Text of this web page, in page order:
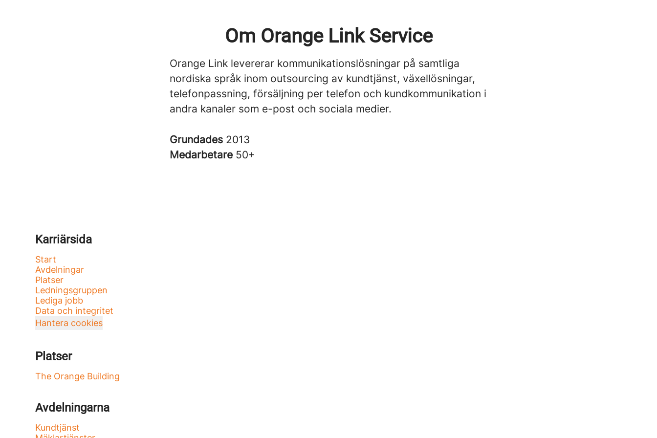
Om Orange Link Service
Orange Link levererar kommunikationslösningar på samtliga
nordiska språk inom outsourcing av kundtjänst, växellösningar,
telefonpassning, försäljning per telefon och kundkommunikation i
andra kanaler som e-post och sociala medier.
Grundades 2013
Medarbetare 50+
Karriärsida
Start
Avdelningar
Platser
Ledningsgruppen
Lediga jobb
Data och integritet
Hantera cookies
Platser
The Orange Building
Avdelningarna
Kundtjänst